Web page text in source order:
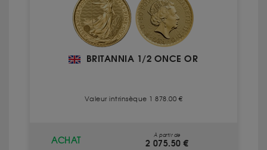
BRITANNIA 1/2 ONCE OR
Valeur intrinsèque 1 878.00 €
ACHAT
À partir de
2 075.50 €